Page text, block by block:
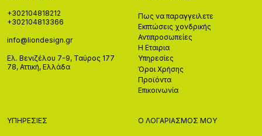
+302104818212
+302104813366
info@liondesign.gr
Ελ. Βενιζέλου 7-9, Ταύρος 177
78, Αττική, Ελλάδα
Πως να παραγγειλετε
Εκπτώσεις χονδρικής
Αντιπροσωπείες
Η Εταιρια
Υπηρεσίες
Όροι Χρήσης
Προϊόντα
Επικοινωνία
ΥΠΗΡΕΣΊΕΣ Ο ΛΟΓΑΡΙΑΣΜΌΣ ΜΟΥ